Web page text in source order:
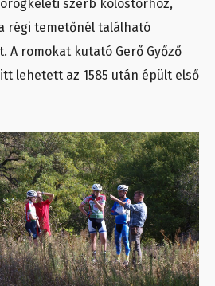
szerb kolostorhoz,
régi temetőnél található
A romokat kutató Gerő Győző
lehetett az 1585 után épült első